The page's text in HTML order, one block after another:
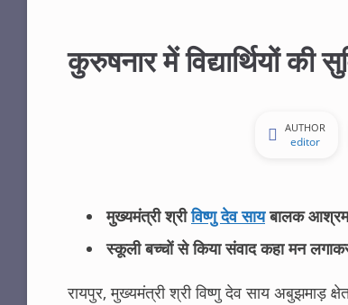
कुरुषनार में विद्यार्थियों की
AUTHOR
editor
मुख्यमंत्री श्रीविष्णु देव सायबालक आश्रम
स्कूली बच्चों से किया संवाद कहा मन
रायपुर, मुख्यमंत्री श्री विष्णु देव साय